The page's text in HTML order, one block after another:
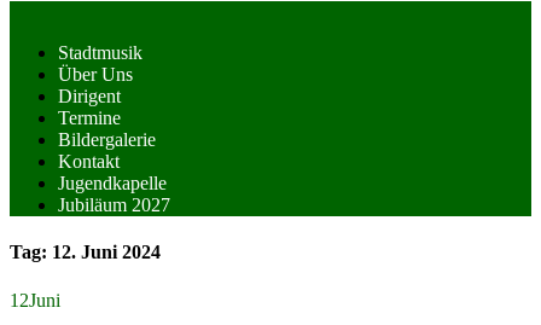
Stadtmusik
Über Uns
Dirigent
Termine
Bildergalerie
Kontakt
Jugendkapelle
Jubiläum 2027
Tag: 12. Juni 2024
12Juni